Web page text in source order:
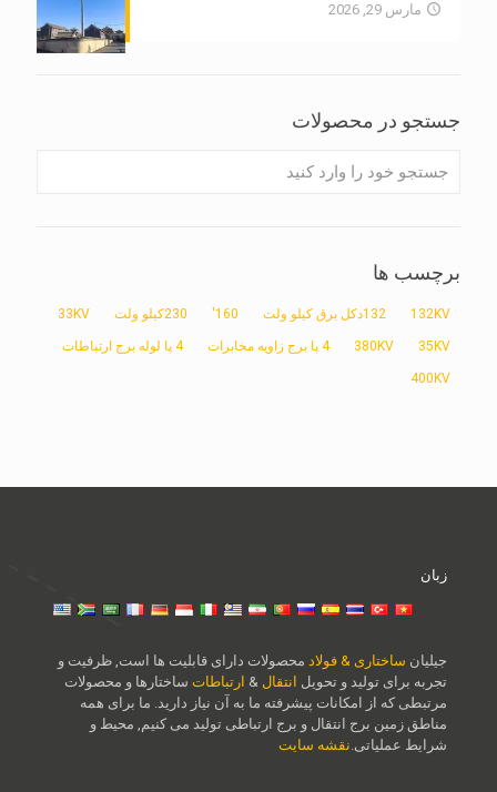
مارس 29, 2026
جستجو در محصولات
برچسب ها
132KV 132دکل برق کیلو ولت 160' 230کیلو ولت 33KV
35KV
380KV 4 پا برج زاویه مخابرات 4 پا لوله برج ارتباطات
400KV
زبان
جیلیان ساختاری & فولاد محصولات دارای قابلیت ها است, ظرفیت و
تجربه برای تولید و تحویل انتقال & ارتباطات ساختارها و محصولات
مرتبطی که از امکانات پیشرفته ما به آن نیاز دارید. ما برای همه
مناطق زمین برج انتقال و برج ارتباطی تولید می کنیم, محیط و
شرایط عملیاتی.نقشه سایت